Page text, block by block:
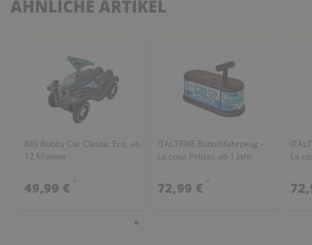
ÄHNLICHE ARTIKEL
BIG Bobby Car Classic Eco, ab
12 Monate
49,99 € *
ITALTRIKE Rutschfahrzeug -
La cosa Polizei, ab 1 Jahr
72,99 € *
La